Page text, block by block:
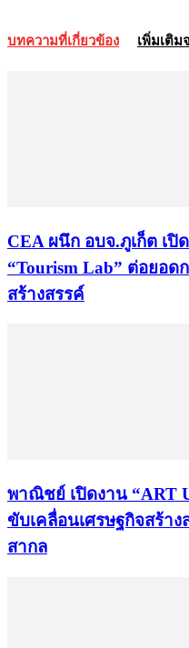
บทความที่เกี่ยวข้อง เพิ่มเติม
CEA ผนึก อบจ.ภูเก็ต เปิ
“Tourism Lab” ต่อยอด
สร้างสรรค์
พาณิชย์ เปิดงาน “ART
ขับเคลื่อนเศรษฐกิจสร้า
สากล